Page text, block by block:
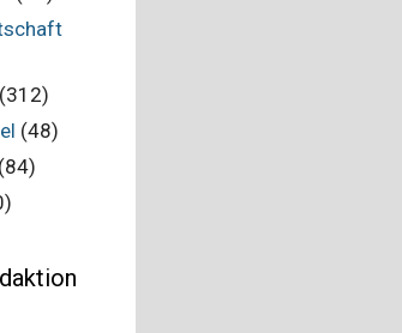
(312)
(48)